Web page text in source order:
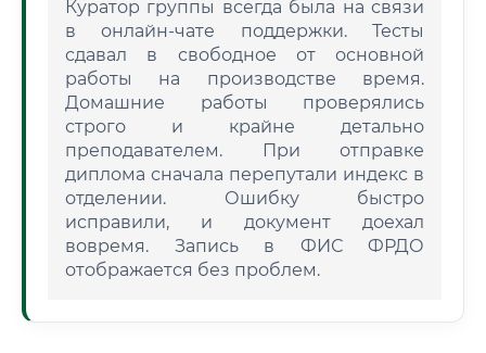
Куратор группы всегда была на связи
в онлайн-чате поддержки. Тесты
сдавал в свободное от основной
работы на производстве время.
Домашние работы проверялись
строго и крайне детально
преподавателем. При отправке
диплома сначала перепутали индекс в
отделении. Ошибку быстро
исправили, и документ доехал
вовремя. Запись в ФИС ФРДО
отображается без проблем.